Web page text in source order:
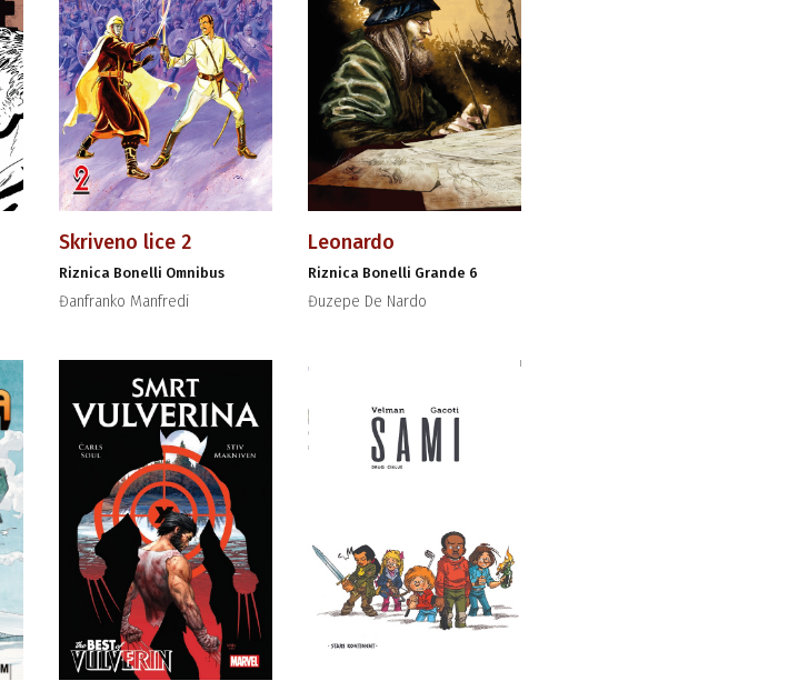
Skriveno lice 2
Riznica Bonelli Omnibus
Đanfranko Manfredi
Leonardo
Riznica Bonelli Grande 6
Đuzepe De Nardo